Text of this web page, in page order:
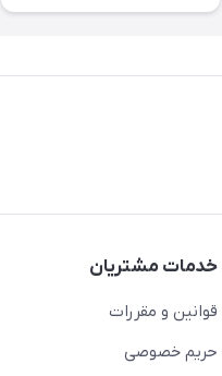
خدمات مشتریان
قوانین و مقررات
حریم خصوصی